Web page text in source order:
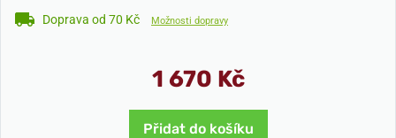
Doprava od 70 Kč Možnosti dopravy
1 670 Kč
Přidat do košíku